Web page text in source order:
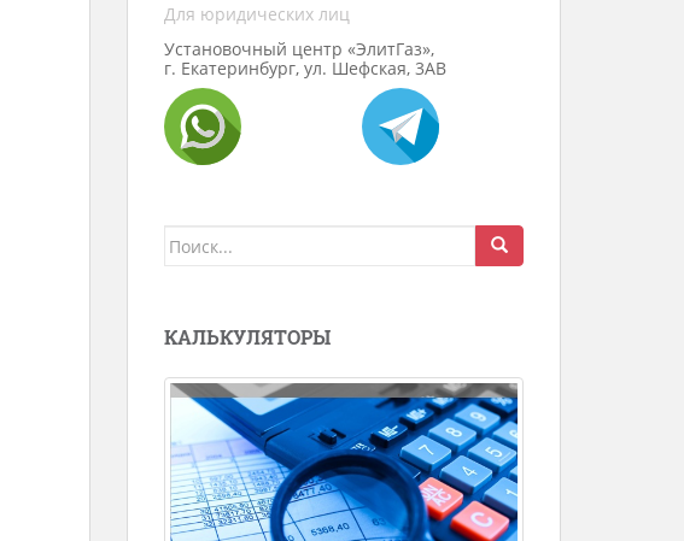
Для юридических лиц
Установочный центр «ЭлитГаз»,
г. Екатеринбург, ул. Шефская, 3АВ
Поиск
КАЛЬКУЛЯТОРЫ